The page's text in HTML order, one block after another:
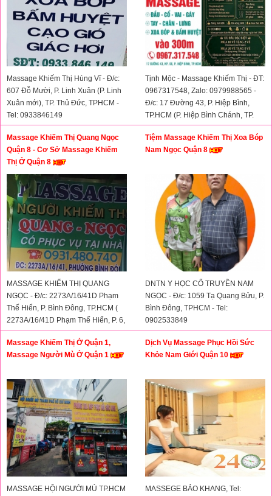
Massage Khiếm Thị Hùng Vĩ - Đ/c:
607 Đỗ Mười, P. Linh Xuân (P. Linh
Xuân mới), TP. Thủ Đức, TPHCM -
Tel: 0933846149
Tịnh Mộc - Massage Khiếm Thị - ĐT:
0967317548, Zalo: 0979988565 -
Đ/c: 17 Đường 43, P. Hiệp Bình,
TP.HCM (P. Hiệp Bình Chánh, TP.
Thủ Đức cũ)
Massage Khiếm Thị Quang Ngọc
Quận 8 - Cơ Sở Massage Khiếm
Thị Ở Quận 8
MASSAGE KHIẾM THỊ QUANG
NGỌC - Đ/c: 2273A/16/41D Phạm
Thế Hiển, P. Bình Đông, TP.HCM (
2273A/16/41D Phạm Thế Hiển, P. 6,
Quận 8 CŨ) - Hotline: 0931480740
Tiệm Massage Khiếm Thị Xoa Bóp
Nam Ngọc Quận 8
DNTN Y HỌC CỔ TRUYỀN NAM
NGỌC - Đ/c: 1059 Tạ Quang Bửu, P.
Bình Đông, TPHCM - Tel:
0902533849
Massage Khiếm Thị Ở Quận 1,
Massage Người Mù Ở Quận 1
MASSAGE HỘI NGƯỜI MÙ TP.HCM
Dịch Vụ Massage Phục Hồi Sức
Khỏe Nam Giới Quận 10
MASSEGE BẢO KHANG, Tel: